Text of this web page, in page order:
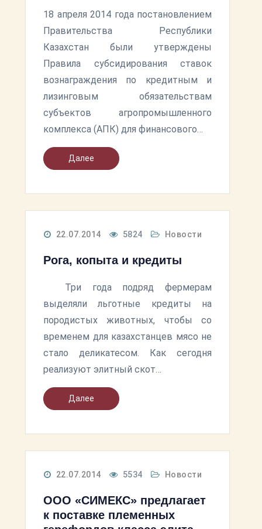
18 апреля 2014 года постановлением
Правительства Республики
Казахстан были утверждены
Правила субсидирования ставок
вознаграждения по кредитным и
лизинговым обязательствам
субъектов агропромышленного
комплекса (АПК) для финансового…
Далее
22.07.2014 5824 Новости
Рога, копыта и кредиты
Три года подряд фермерам
выделяли льготные кредиты на
породистых животных, чтобы со
временем для казахстанцев мясо не
стало деликатесом. Как сегодня
реализуют элитный скот…
Далее
22.07.2014 5534 Новости
ООО «СИМЕКС» предлагает
к поставке племенных